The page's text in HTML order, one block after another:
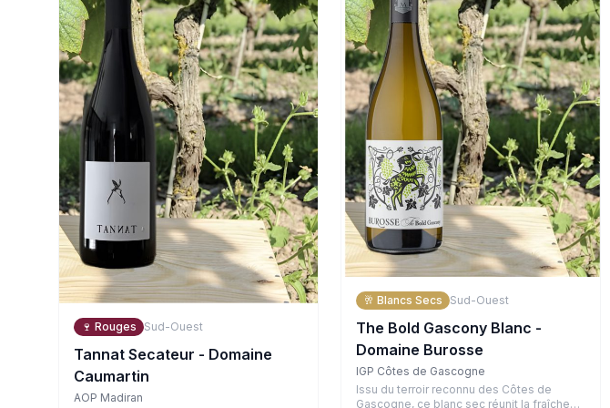
🍷 Rouges Sud-Ouest
Tannat Secateur - Domaine
Caumartin
AOP Madiran
🥂 Blancs Secs Sud-Ouest
The Bold Gascony Blanc -
Domaine Burosse
IGP Côtes de Gascogne
Issu du terroir reconnu des Côtes de
Gascogne, ce blanc sec réunit la fraîcheur